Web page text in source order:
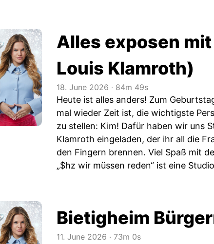
Alles exposen
Louis Klamroth)
18. June 2026 ‧ 84m 49s
Heute ist alles anders! Zum
mal wieder Zeit ist, die wichtigste
zu stellen: Kim! Dafür haben wir uns
Klamroth eingeladen, der ihr all die
den Fingern brennen. Viel Spaß mit
„$hz wir müssen reden“ ist eine
Bietigheim
11. June 2026 ‧ 73m 0s